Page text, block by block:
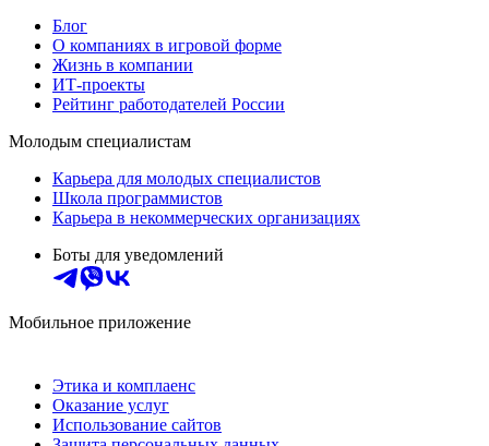
Блог
О компаниях в игровой форме
Жизнь в компании
ИТ-проекты
Рейтинг работодателей России
Молодым специалистам
Карьера для молодых специалистов
Школа программистов
Карьера в некоммерческих организациях
Боты для уведомлений
Мобильное приложение
Этика и комплаенс
Оказание услуг
Использование сайтов